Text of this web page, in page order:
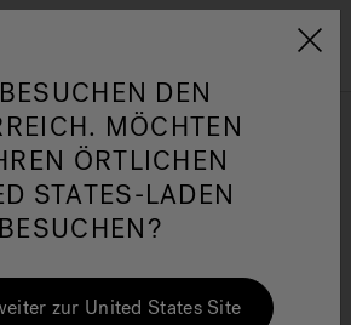
Jacuzzi&reg; EMEA
Saunas
DEN
MÖCHTEN
ÖRTLICHEN
STATES-LADEN
BESUCHEN?
zur United States Site